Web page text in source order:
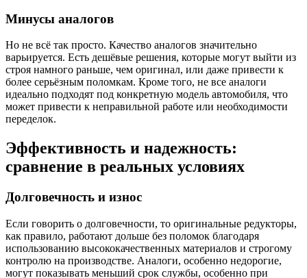
Минусы аналогов
Но не всё так просто. Качество аналогов значительно
варьируется. Есть дешёвые решения, которые могут выйти из
строя намного раньше, чем оригинал, или даже привести к
более серьёзным поломкам. Кроме того, не все аналоги
идеально подходят под конкретную модель автомобиля, что
может привести к неправильной работе или необходимости
переделок.
Эффективность и надежность:
сравнение в реальных условиях
Долговечность и износ
Если говорить о долговечности, то оригинальные редукторы,
как правило, работают дольше без поломок благодаря
использованию высококачественных материалов и строгому
контролю на производстве. Аналоги, особенно недорогие,
могут показывать меньший срок службы, особенно при